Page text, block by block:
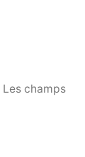
Les champs